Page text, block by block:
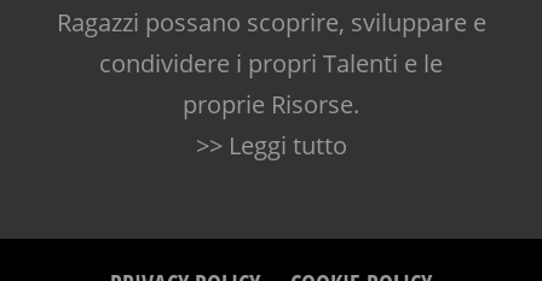
Ragazzi possano scoprire, sviluppare e
condividere i propri Talenti e le
proprie Risorse.
>> Leggi tutto